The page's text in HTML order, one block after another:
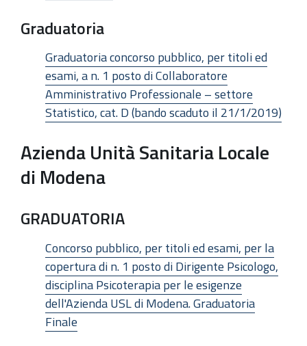
Graduatoria
Graduatoria concorso pubblico, per titoli ed
esami, a n. 1 posto di Collaboratore
Amministrativo Professionale – settore
Statistico, cat. D (bando scaduto il 21/1/2019)
Azienda Unità Sanitaria Locale
di Modena
GRADUATORIA
Concorso pubblico, per titoli ed esami, per la
copertura di n. 1 posto di Dirigente Psicologo,
disciplina Psicoterapia per le esigenze
dell'Azienda USL di Modena. Graduatoria
Finale